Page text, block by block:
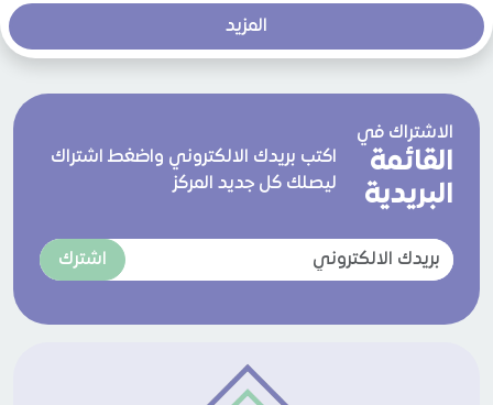
المزيد
الاشتراك في
القائمة
البريدية
اكتب بريدك الالكتروني واضغط اشتراك
ليصلك كل جديد المركز
اشترك